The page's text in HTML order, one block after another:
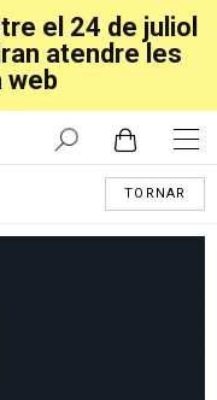
el 24 de juliol
atendre les
web
TORNAR